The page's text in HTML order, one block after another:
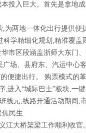
投入巨大。首先是拿地
地一体化出行提供便
学精细化规划,精准覆
市区段涵盖浙师大东门
场、县府东、汽运中心
便捷出行。 购票模式的
进入“城际巴士”板块,一
线元,线路开通活动期间,
焦民生
大桥架梁工作顺利收官